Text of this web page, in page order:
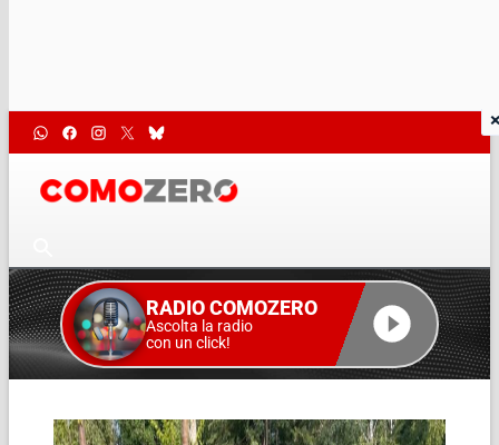
RADIO COMOZERO
Ascolta la radio
con un click!